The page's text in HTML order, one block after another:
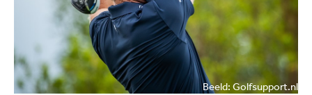
Beeld: Golfsupport.nl